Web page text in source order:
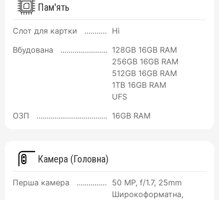
Пам'ять
Слот для картки
Ні
Вбудована
128GB 16GB RAM
256GB 16GB RAM
512GB 16GB RAM
1TB 16GB RAM
UFS
ОЗП
16GB RAM
Камера (Головна)
Перша камера
50 MP, f/1.7, 25mm
Широкоформатна,